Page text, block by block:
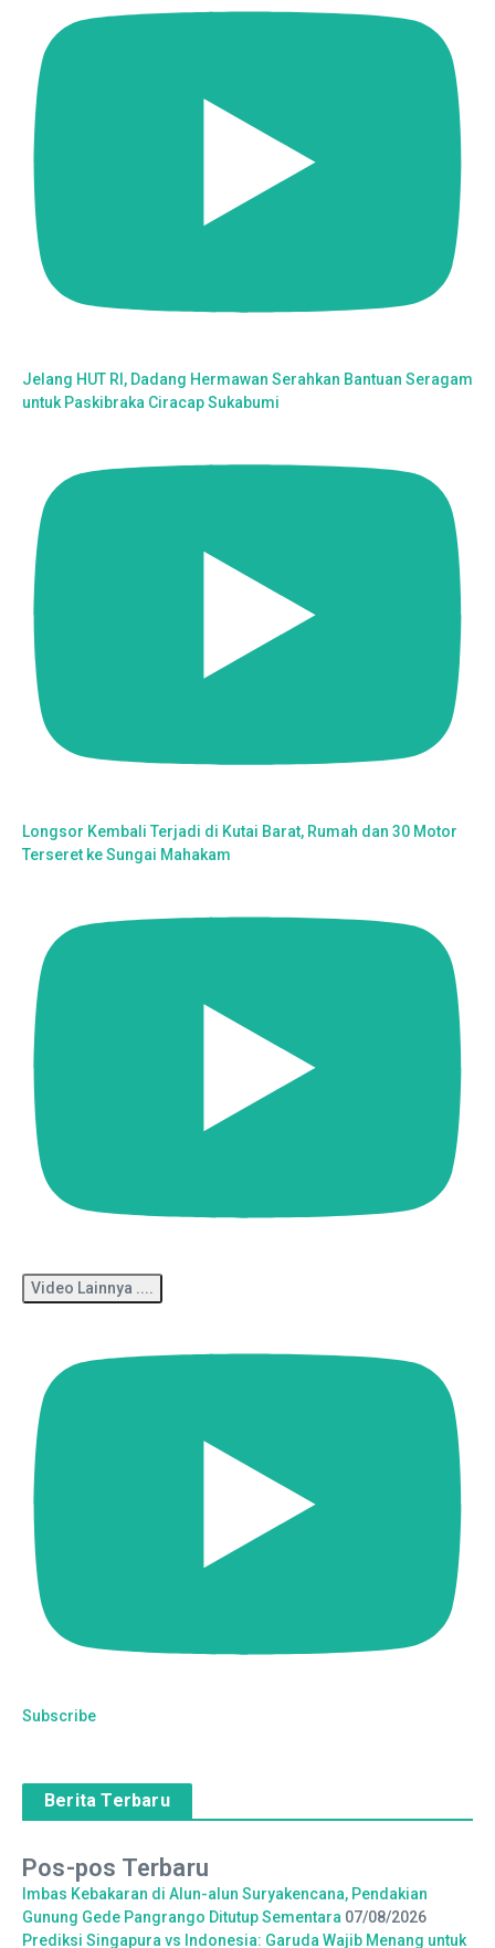
Jelang HUT RI, Dadang Hermawan Serahkan Bantuan Seragam
untuk Paskibraka Ciracap Sukabumi
Longsor Kembali Terjadi di Kutai Barat, Rumah dan 30 Motor
Terseret ke Sungai Mahakam
Video Lainnya ....
Subscribe
Berita Terbaru
Pos-pos Terbaru
Imbas Kebakaran di Alun-alun Suryakencana, Pendakian
Gunung Gede Pangrango Ditutup Sementara 07/08/2026
Prediksi Singapura vs Indonesia: Garuda Wajib Menang untuk